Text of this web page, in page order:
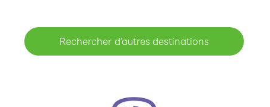
Rechercher d'autres destinations